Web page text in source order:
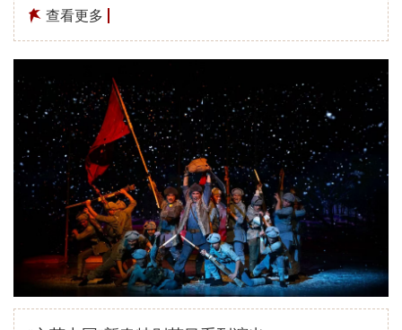
查看更多